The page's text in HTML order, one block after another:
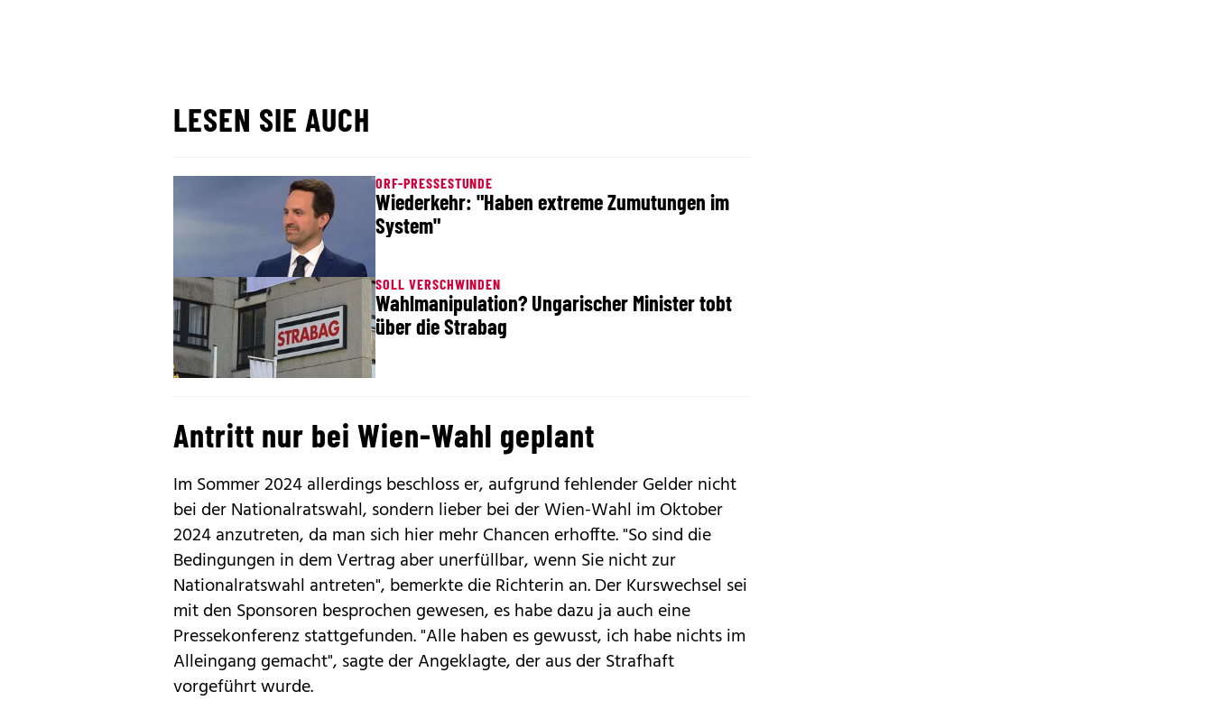
LESEN SIE AUCH
ORF-PRESSESTUNDE
Wiederkehr: "Haben extreme Zumutungen im
System"
SOLL VERSCHWINDEN
Wahlmanipulation? Ungarischer Minister tobt
über die Strabag
Antritt nur bei Wien-Wahl geplant
Im Sommer 2024 allerdings beschloss er, aufgrund fehlender Gelder nicht
bei der Nationalratswahl, sondern lieber bei der Wien-Wahl im Oktober
2024 anzutreten, da man sich hier mehr Chancen erhoffte. "So sind die
Bedingungen in dem Vertrag aber unerfüllbar, wenn Sie nicht zur
Nationalratswahl antreten", bemerkte die Richterin an. Der Kurswechsel sei
mit den Sponsoren besprochen gewesen, es habe dazu ja auch eine
Pressekonferenz stattgefunden. "Alle haben es gewusst, ich habe nichts im
Alleingang gemacht", sagte der Angeklagte, der aus der Strafhaft
vorgeführt wurde.